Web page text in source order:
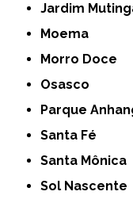
Jardim
Moema
Morro Doce
Osasco
Parque
Santa Fé
Santa Mônica
Sol Nascente